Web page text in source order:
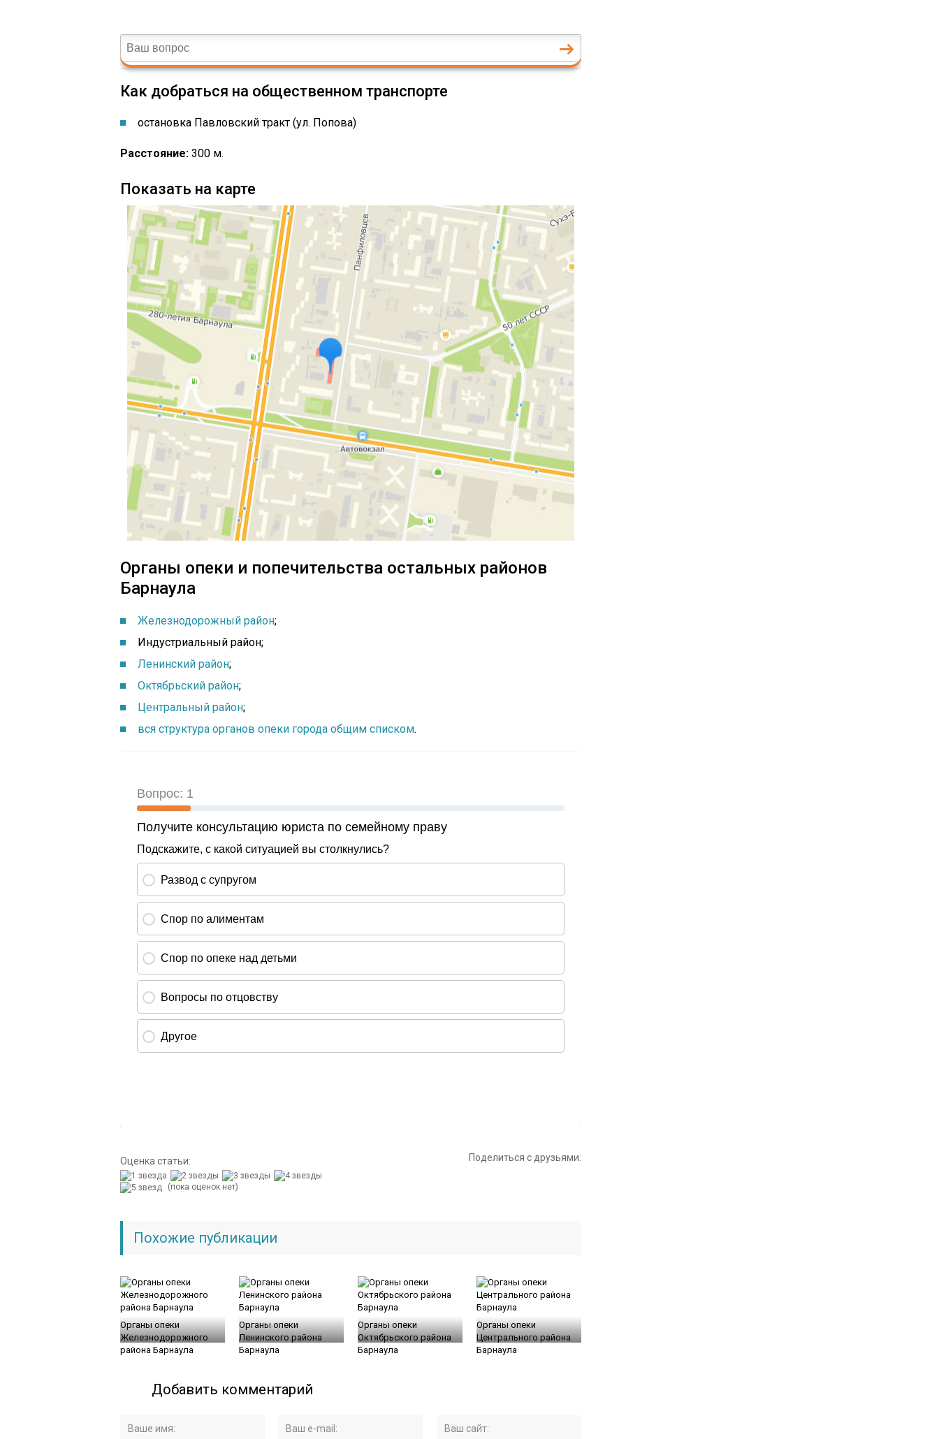
Как добраться на общественном транспорте
остановка ​​​​​​​​​Павловский тракт (ул. Попова)
Расстояние: 300 м.
Показать на карте
Органы опеки и попечительства остальных районов
Барнаула
Железнодорожный район;
Индустриальный район;
Ленинский район;
Октябрьский район;
Центральный район;
вся структура органов опеки города общим списком.
Оценка статьи:
(пока оценок нет)
Поделиться с друзьями:
Похожие публикации
Органы опеки
Железнодорожного
района Барнаула
Органы опеки
Ленинского района
Барнаула
Органы опеки
Октябрьского района
Барнаула
Органы опеки
Центрального района
Барнаула
Добавить комментарий